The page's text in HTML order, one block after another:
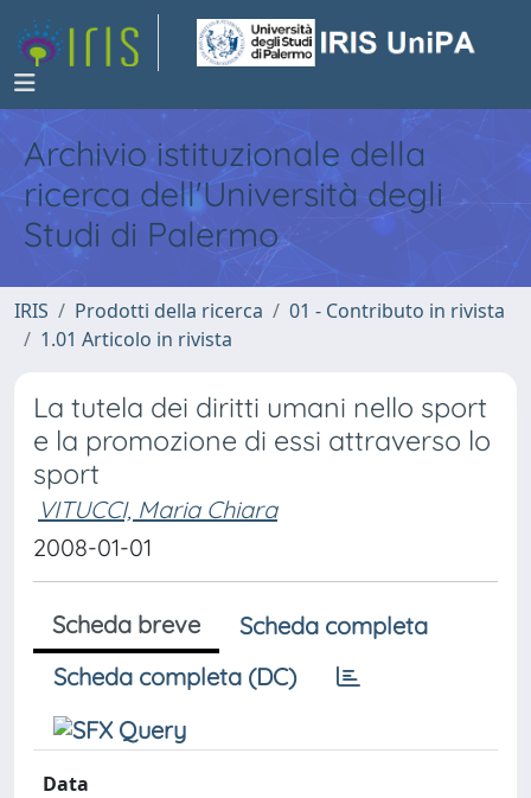
Archivio istituzionale della
ricerca dell'Università degli
Studi di Palermo
IRIS Prodotti della ricerca
01 - Contributo in rivista
1.01 Articolo in rivista
La tutela dei diritti umani nello sport
e la promozione di essi attraverso lo
sport
VITUCCI, Maria Chiara
2008-01-01
Scheda breve
Scheda completa
Scheda completa (DC)
Data